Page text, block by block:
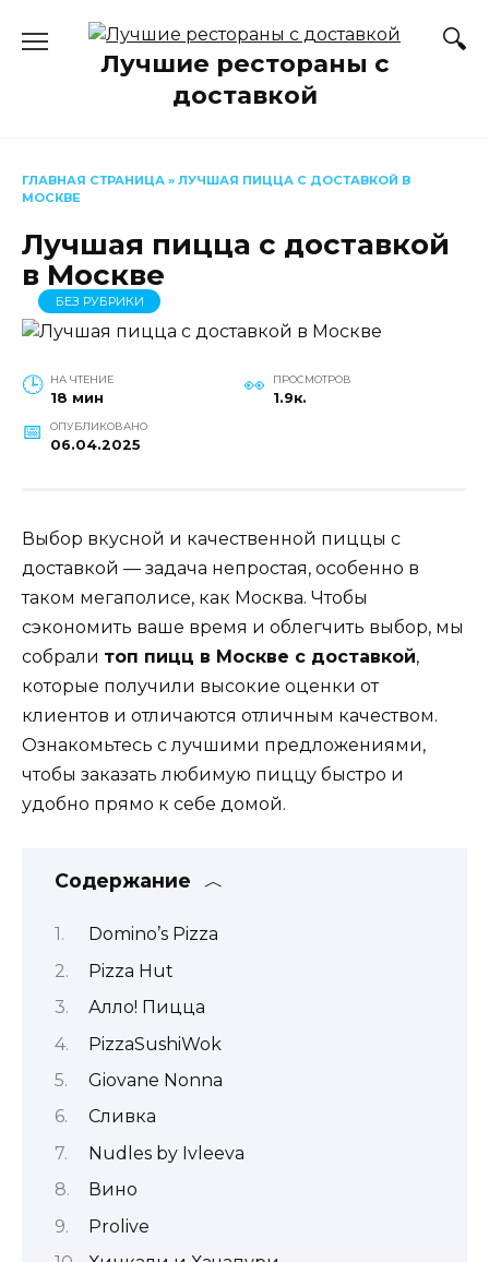
содержаниюЛучшие рестораны с
доставкой
ГЛАВНАЯ СТРАНИЦА » ЛУЧШАЯ ПИЦЦА С ДОСТАВКОЙ В
МОСКВЕ
Лучшая пицца с доставкой
в Москве
БЕЗ РУБРИКИ
НА ЧТЕНИЕ
18 мин
ПРОСМОТРОВ
1.9к.
ОПУБЛИКОВАНО
06.04.2025
Выбор вкусной и качественной пиццы с
доставкой — задача непростая, особенно в
таком мегаполисе, как Москва. Чтобы
сэкономить ваше время и облегчить выбор, мы
собрали топ пицц в Москве с доставкой,
которые получили высокие оценки от
клиентов и отличаются отличным качеством.
Ознакомьтесь с лучшими предложениями,
чтобы заказать любимую пиццу быстро и
удобно прямо к себе домой.
Содержание
Domino’s Pizza
Pizza Hut
Алло! Пицца
PizzaSushiWok
Giovane Nonna
Сливка
Nudles by Ivleeva
Вино
Prolive